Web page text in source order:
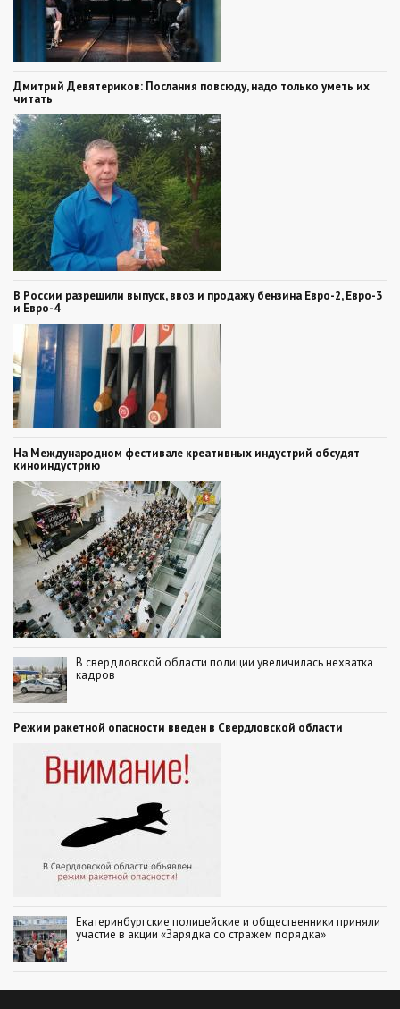
Дмитрий Девятериков: Послания повсюду, надо только уметь их
читать
В России разрешили выпуск, ввоз и продажу бензина Евро-2, Евро-3
и Евро-4
На Международном фестивале креативных индустрий обсудят
киноиндустрию
В свердловской области полиции увеличилась нехватка
кадров
Режим ракетной опасности введен в Свердловской области
Екатеринбургские полицейские и общественники приняли
участие в акции «Зарядка со стражем порядка»